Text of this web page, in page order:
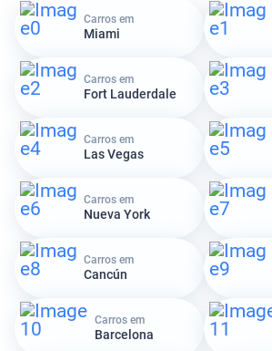
Carros em
Miami
Carros em
Fort Lauderdale
Carros em
Las Vegas
Carros em
Nueva York
Carros em
Cancún
Carros em
Barcelona